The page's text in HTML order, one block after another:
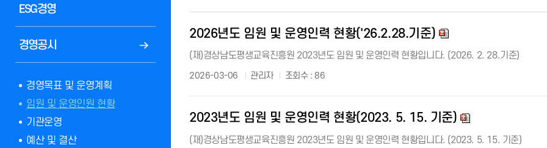
ESG경영
경영공시
경영목표 및 운영계획
임원 및 운영인원 현황
기관운영
예산 및 결산
2026년도 임원 및 운영인력 현황('26.2.28.기준)
(재)경상남도평생교육진흥원 2023년도 임원 및 운영인력 현황입니다. (2026. 2. 28.기준)
2026-03-06 관리자 조회수 : 86
2023년도 임원 및 운영인력 현황(2023. 5. 15. 기준)
(재)경상남도평생교육진흥원 2023년도 임원 및 운영인력 현황입니다. (2023. 5. 15. 기준)